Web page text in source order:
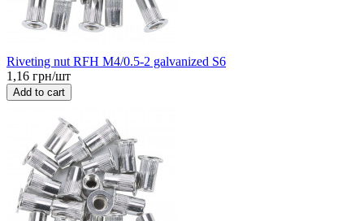
Riveting nut RFH M4/0.5-2 galvanized S6
1,16 грн/шт
Add to cart